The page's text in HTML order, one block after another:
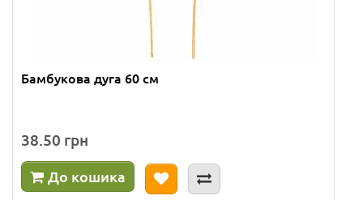
Бамбукова дуга 60 см
38.50 грн
До кошика